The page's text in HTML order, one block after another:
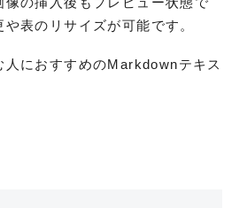
表のリサイズが可能です。
人におすすめのMarkdownテキス